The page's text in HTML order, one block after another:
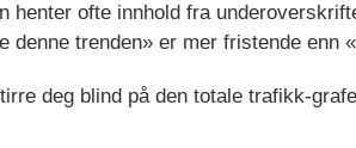
henter ofte innhold fra
trenden» er mer fristende enn
deg blind på den totale trafikk-